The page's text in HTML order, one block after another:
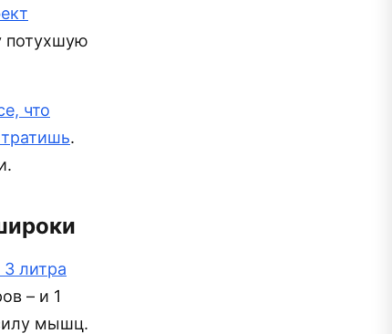
потухшую
что
.
3 литра
– и 1
мышц.